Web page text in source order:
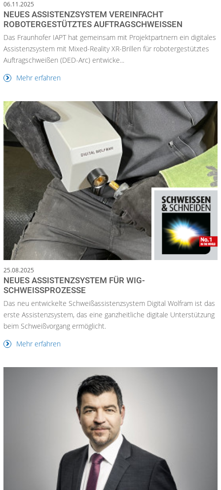
06.11.2025
NEUES ASSISTENZSYSTEM VEREINFACHT
ROBOTERGESTÜTZTES AUFTRAGSCHWEISSEN
Das Fraunhofer IAPT hat gemeinsam mit Projektpartnern ein digitales
Assistenzsystem mit Mixed-Reality XR-Brillen für robotergestütztes
Auftragschweißen (DED-Arc) entwicke...
Mehr erfahren
25.08.2025
NEUES ASSISTENZSYSTEM FÜR WIG-
SCHWEISSPROZESSE
Das neu entwickelte Schweißassistenzsystem Digital Wolfram ist das
erste Assistenzsystem, das eine ganzheitliche digitale Unterstützung
beim Schweißvorgang ermöglicht.
Mehr erfahren